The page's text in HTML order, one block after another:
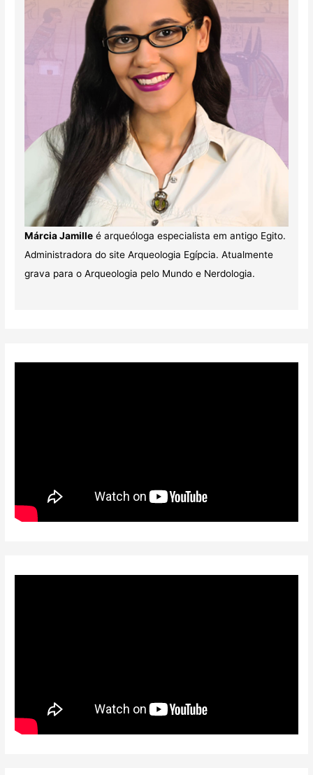
Márcia Jamilleé arqueóloga especialista em antigo Egito.
Administradora do site Arqueologia Egípcia. Atualmente
grava para o Arqueologia pelo Mundo e Nerdologia.